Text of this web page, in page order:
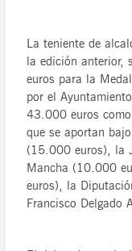
La teniente de
la edición anterior,
euros para la
por el
43.000 euros
que se aportan
(15.000 euros), la
Mancha (10.000
euros), la
Francisco Delgado